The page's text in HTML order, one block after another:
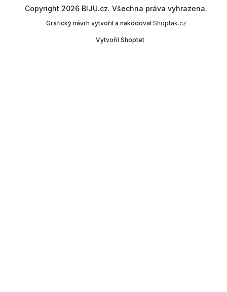
Vytvořil Shoptet
Copyright 2026 BIJU.cz. Všechna práva vyhrazena.
Grafický návrh vytvořil a nakódoval Shoptak.cz